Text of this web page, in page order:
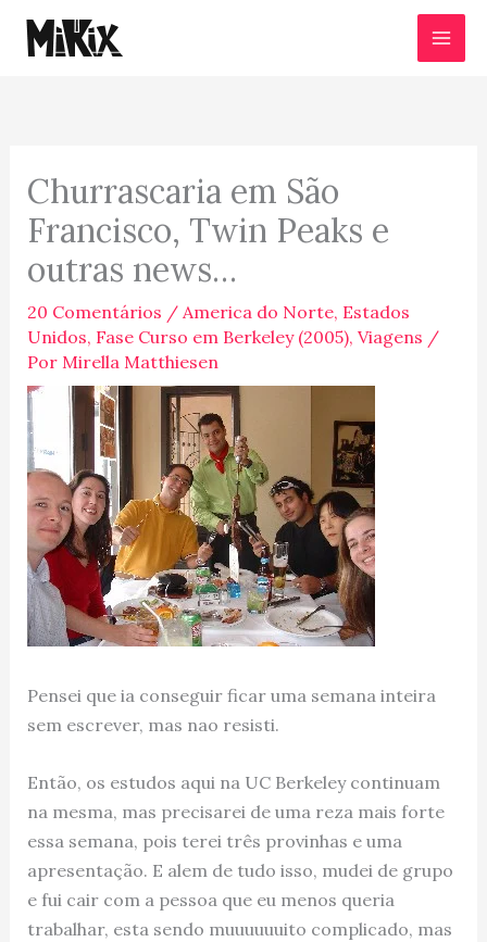
para
Churrascaria em São
Francisco, Twin Peaks e
outras news…
20 Comentários / America do Norte, Estados
Unidos, Fase Curso em Berkeley (2005), Viagens /
Por Mirella Matthiesen
Pensei que ia conseguir ficar uma semana inteira
sem escrever, mas nao resisti.
Então, os estudos aqui na UC Berkeley continuam
na mesma, mas precisarei de uma reza mais forte
essa semana, pois terei três provinhas e uma
apresentação. E alem de tudo isso, mudei de grupo
e fui cair com a pessoa que eu menos queria
trabalhar, esta sendo muuuuuuito complicado, mas